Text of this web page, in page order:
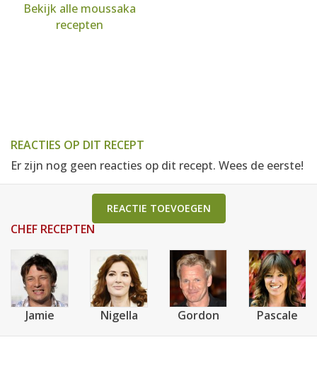
Bekijk alle moussaka
recepten
REACTIES OP DIT RECEPT
Er zijn nog geen reacties op dit recept. Wees de eerste!
REACTIE TOEVOEGEN
CHEF RECEPTEN
Jamie Nigella Gordon Pascale